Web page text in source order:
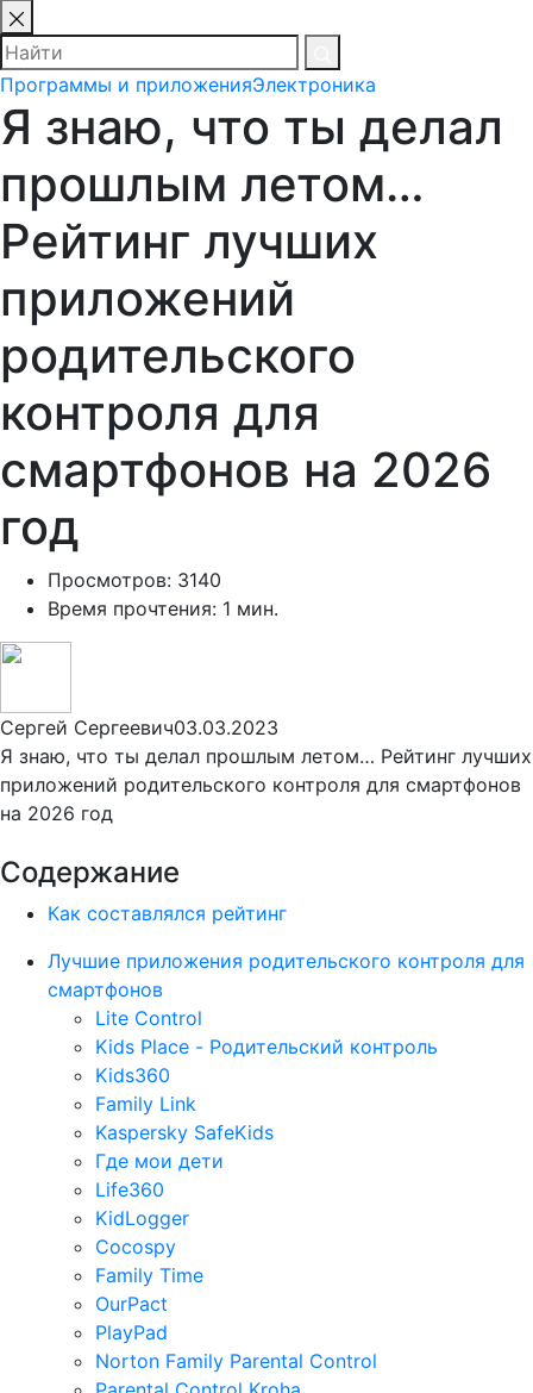
Программы и приложенияЭлектроника
Я знаю, что ты делал
прошлым летом…
Рейтинг лучших
приложений
родительского
контроля для
смартфонов на 2026
год
Просмотров: 3140
Время прочтения: 1 мин.
Сергей Сергеевич03.03.2023
Я знаю, что ты делал прошлым летом… Рейтинг лучших
приложений родительского контроля для смартфонов
на 2026 год
Содержание
Как составлялся рейтинг
Лучшие приложения родительского контроля для
смартфонов
Lite Control
Kids Place - Родительский контроль
Kids360
Family Link
Kaspersky SafeKids
Где мои дети
Life360
KidLogger
Cocospy
Family Time
OurPact
PlayPad
Norton Family Parental Control